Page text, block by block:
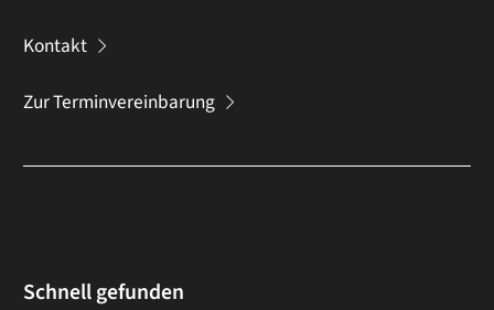
Kontakt
Zur Terminvereinbarung
Schnell gefunden